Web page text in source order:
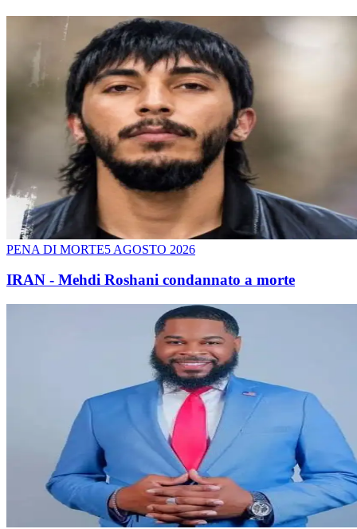
PENA DI MORTE5 AGOSTO 2026
IRAN - Mehdi Roshani condannato a morte